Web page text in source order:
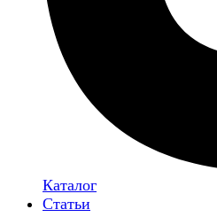
Каталог
Статьи